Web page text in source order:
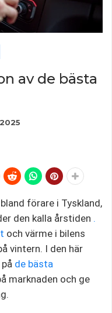
av de bästa
förare i Tyskland,
den kalla årstiden .
och värme i bilens
vintern. I den här
de bästa
marknaden och ge